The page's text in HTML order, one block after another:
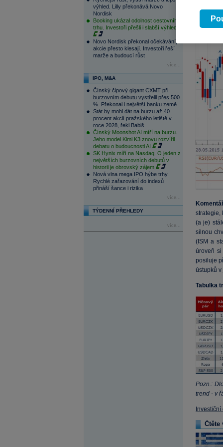
výhled. Lilly překonává Novo
Nordisk
Booking ukázal odolnost cestovního
trhu. Investoři přešli i slabší výhled
Novo Nordisk překonal očekávání,
akcie přesto klesají. Investoři řeší
marže a budoucí růst
více...
IPO, M&A
Čínský čipový gigant CXMT při
burzovním debutu vystřelil přes 500
%. Překonal i největší banku země
Stát by mohl dát na burzu až 40
procent akcií pražského letiště v
roce 2028, řekl Babiš
Čínský Moonshot AI míří na burzu.
Jeho model Kimi K3 znovu rozvířil
debatu o budoucnosti AI
SK Hynix míří na Nasdaq. O jeden z
největších burzovních debutů v
historii je obrovský zájem
Nová vlna mega IPO hýbe trhy.
Rychlé zařazování do indexů
přináší šance i rizika
více...
TÝDENNÍ PŘEHLEDY
více...
strategie,
(a je)
silnou
(ISM a
úroveň
posiluje
ústupků
Tabulka
Pozn.:
trend - v
Čtěte